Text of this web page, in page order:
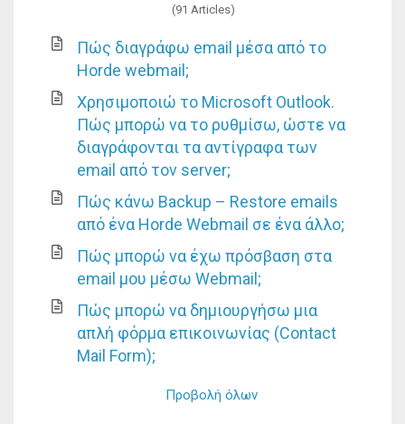
91 Articles
Πώς διαγράφω email μέσα από το
Horde webmail;
Χρησιμοποιώ το Microsoft Outlook.
Πώς μπορώ να το ρυθμίσω, ώστε να
διαγράφονται τα αντίγραφα των
email από τον server;
Πώς κάνω Backup – Restore emails
από ένα Horde Webmail σε ένα άλλο;
Πώς μπορώ να έχω πρόσβαση στα
email μου μέσω Webmail;
Πώς μπορώ να δημιουργήσω μια
απλή φόρμα επικοινωνίας (Contact
Mail Form);
Προβολή όλων